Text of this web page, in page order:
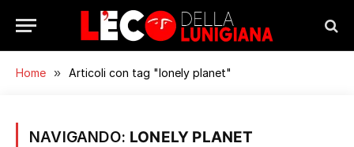
Home » Articoli con tag "lonely planet"
NAVIGANDO: LONELY PLANET